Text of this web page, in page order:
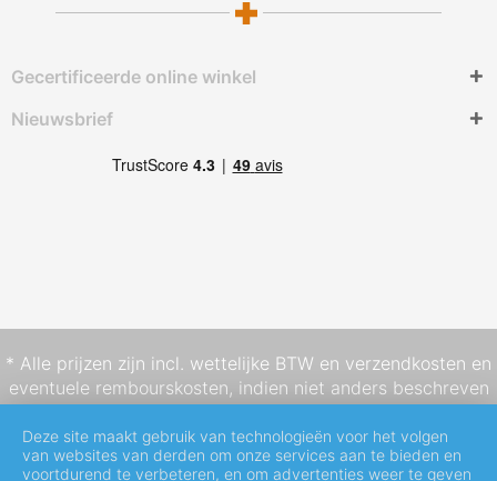
Gecertificeerde online winkel
Nieuwsbrief
* Alle prijzen zijn incl. wettelijke BTW en verzendkosten en
eventuele rembourskosten, indien niet anders beschreven
Deze site maakt gebruik van technologieën voor het volgen
van websites van derden om onze services aan te bieden en
voortdurend te verbeteren, en om advertenties weer te geven